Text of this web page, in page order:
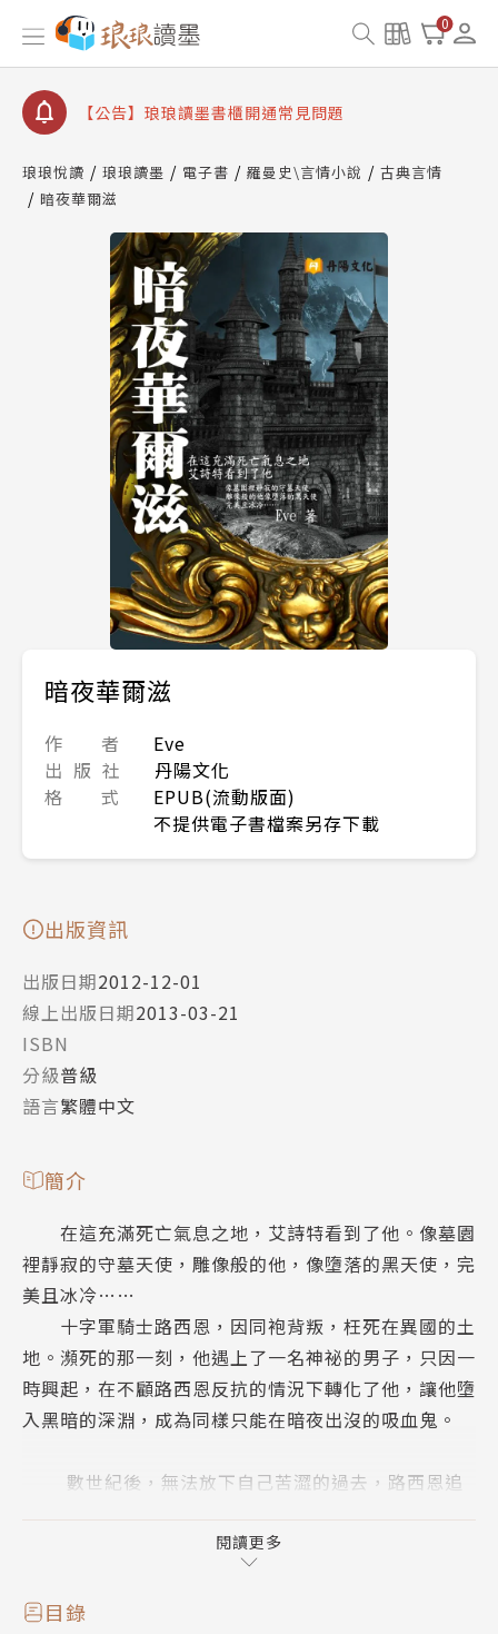
0
【公告】琅琅讀墨數位閱讀資產合併與書櫃開通申請
【公告】琅琅讀墨書櫃開通常見問題
【公告】琅琅讀墨 3 分鐘完成書櫃開通與資產合併申
請圖文教學
查詢
【公告】琅琅讀墨數位閱讀資產合併與書櫃開通申請
琅琅悅讀 琅琅讀墨 電子書 羅曼史\言情小說
古典言情
暗夜華爾滋
暗夜華爾滋
作 者
Eve
出 版 社
丹陽文化
格 式
EPUB(流動版面)
不提供電子書檔案另存下載
出版資訊
出版日期2012-12-01
線上出版日期2013-03-21
ISBN
分級普級
語言繁體中文
簡介
在這充滿死亡氣息之地，艾詩特看到了他。像墓園
裡靜寂的守墓天使，雕像般的他，像墮落的黑天使，完
美且冰冷……
十字軍騎士路西恩，因同袍背叛，枉死在異國的土
地。瀕死的那一刻，他遇上了一名神祕的男子，只因一
時興起，在不顧路西恩反抗的情況下轉化了他，讓他墮
入黑暗的深淵，成為同樣只能在暗夜出沒的吸血鬼。
數世紀後，無法放下自己苦澀的過去，路西恩追
墓園中，他遇見了一名病弱的美麗少女──艾詩特，並
閱讀更多
目錄